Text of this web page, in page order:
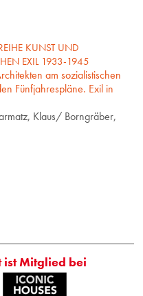
KUNST UND
EXIL 1933-1945
am sozialistischen
Fünfjahrespläne. Exil in
Klaus/ Borngräber,
ist Mitglied bei